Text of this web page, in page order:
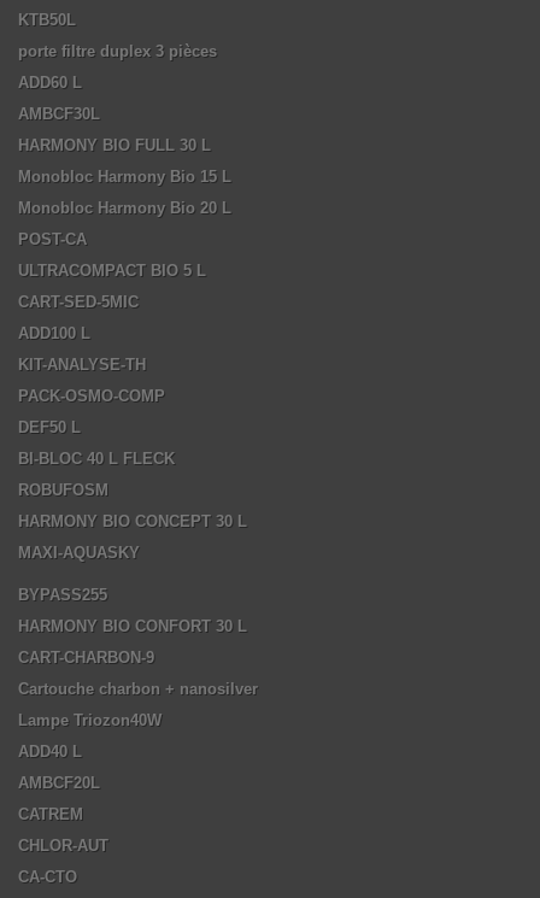
KTB50L
porte filtre duplex 3 pièces
ADD60 L
AMBCF30L
HARMONY BIO FULL 30 L
Monobloc Harmony Bio 15 L
Monobloc Harmony Bio 20 L
POST-CA
ULTRACOMPACT BIO 5 L
CART-SED-5MIC
ADD100 L
KIT-ANALYSE-TH
PACK-OSMO-COMP
DEF50 L
BI-BLOC 40 L FLECK
ROBUFOSM
HARMONY BIO CONCEPT 30 L
MAXI-AQUASKY
BYPASS255
HARMONY BIO CONFORT 30 L
CART-CHARBON-9
Cartouche charbon + nanosilver
Lampe Triozon40W
ADD40 L
AMBCF20L
CATREM
CHLOR-AUT
CA-CTO